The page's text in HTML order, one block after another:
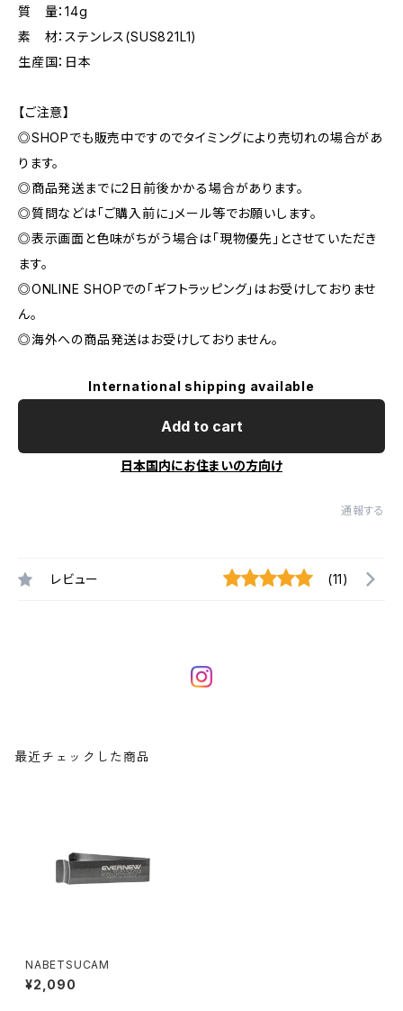
質 量：14g
素 材：ステンレス(SUS821L1)
生産国：日本
【ご注意】
◎SHOPでも販売中ですのでタイミングにより売切れの場合があ
ります。
◎商品発送までに2日前後かかる場合があります。
◎質問などは「ご購入前に」メール等でお願いします。
◎表示画面と色味がちがう場合は「現物優先」とさせていただき
ます。
◎ONLINE SHOPでの「ギフトラッピング」はお受けしておりませ
ん。
◎海外への商品発送はお受けしておりません。
International shipping available
Add to cart
日本国内にお住まいの方向け
通報する
レビュー (11)
最近チェックした商品
NABETSUCAM
¥2,090